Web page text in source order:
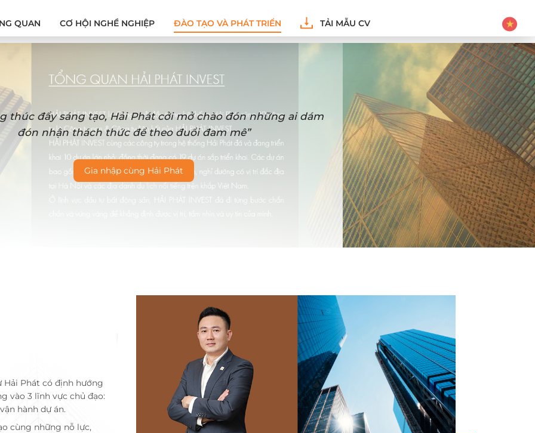
QUAN CƠ HỘI NGHỀ NGHIỆP ĐÀO TẠO VÀ PHÁT TRIỂN TẢI MẪU CV
thúc đẩy sáng tạo, Hải Phát cởi mở chào đón những ai dám
đón nhận thách thức để theo đuổi đam mê”
Gia nhập cùng Hải Phát
Hải Phát có định hướng
vào 3 lĩnh vực chủ đạo:
hành dự án.
cùng những nỗ lực,